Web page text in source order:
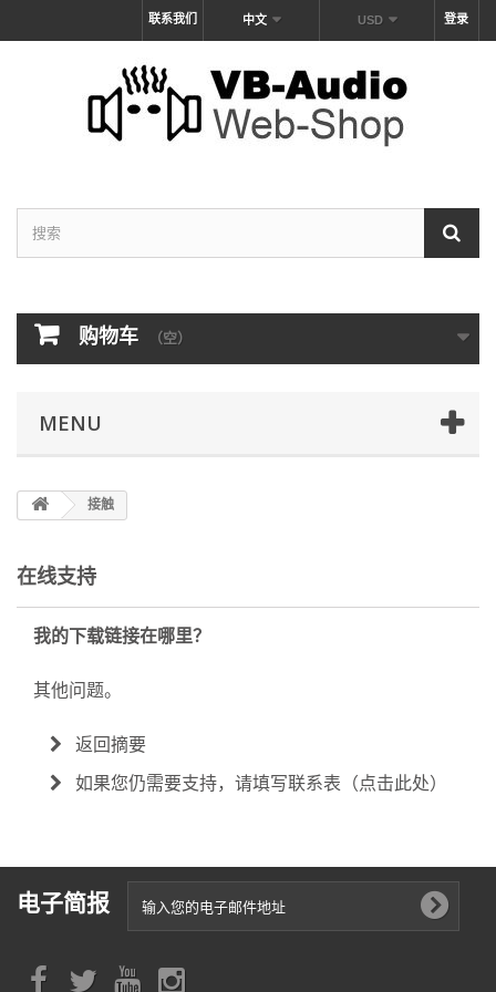
登录
USD
中文
联系我们
购物车 （空）
MENU
接触
在线支持
我的下载链接在哪里？
其他问题。
返回摘要
如果您仍需要支持，请填写联系表（点击此处）
电子简报